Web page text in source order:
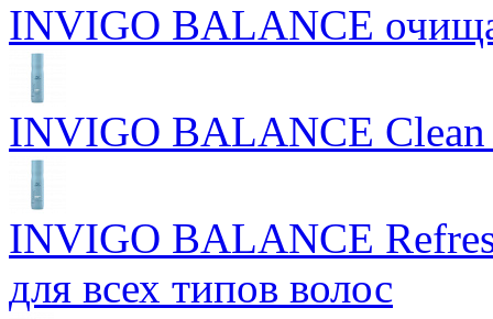
INVIGO BALANCE
INVIGO BALANCE Clean
INVIGO BALANCE
для всех типов волос